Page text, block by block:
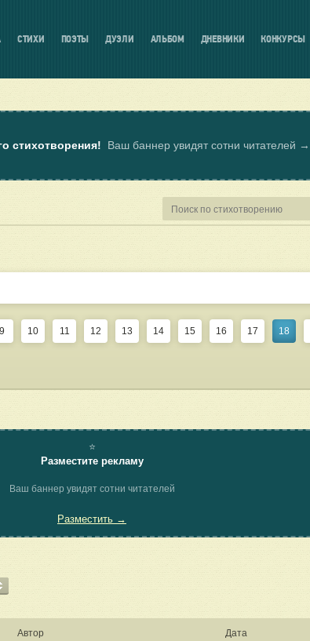
СТИХИ ПОЭТЫ ДУЭЛИ АЛЬБОМ ДНЕВНИКИ КОНКУРСЫ
стихотворения! Ваш баннер увидят сотни читателей →
9 10 11 12 13 14 15 16 17 18
⭐
Разместите рекламу
Ваш баннер увидят сотни читателей
Разместить →
Автор Дата